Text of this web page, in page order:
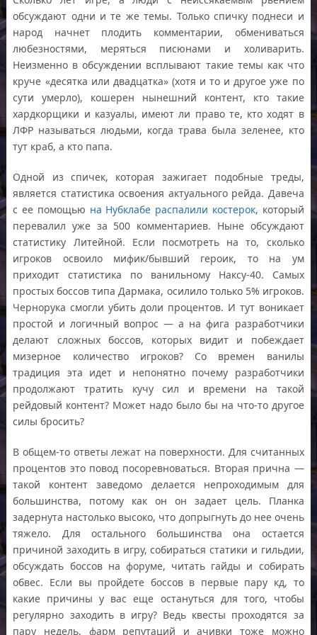
обсуждают одни и те же темы. Только спичку поднеси и
народ начнет плодить комментарии, обмениваться
любезностями, меряться писюнами и холиварить.
Неизменно в обсуждении всплывают такие темы как что
круче «десятка или двадцатка» (хотя и то и другое уже по
сути умерло), кошерен нынешний контент, кто такие
хардкорщики и казуалы, имеют ли право те, кто ходят в
ЛФР называться людьми, когда трава была зеленее, кто
тут краб, а кто папа.
Одной из спичек, которая зажигает подобные треды,
является статистика освоения актуального рейда. Давеча
с ее помощью на Нубклабе распалили костерок, который
перевалил уже за 500 комментариев. Ныне обсуждают
статистику Литейной. Если посмотреть на то, сколько
игроков освоило мифик/бывший героик, то на ум
приходит статистика по ванильному Наксу-40. Самых
простых боссов типа Дармака, осилило только 5% игроков.
Чернорука смогли убить доли процентов. И тут воникает
простой и логичный вопрос — а на фига разработчики
делают сложных боссов, которых видит и побеждает
мизерное количество игроков? Со времен ванилы
традиция эта идет и непонятно почему разработчики
продолжают тратить кучу сил и времени на такой
рейдовый контент? Может надо было бы на что-то другое
силы бросить?
В общем-то ответы лежат на поверхности. Для считанных
процентов это повод посоревноваться. Вторая прична —
такой контент заведомо делается непроходимым для
большинства, потому как он он задает цель. Планка
задернута настолько высоко, что допрыгнуть до нее очень
тяжело. Для остального большинства она остается
причиной заходить в игру, собираться статики и гильдии,
обсуждать боссов на форуме, читать гайды и собирать
обвес. Если вы пройдете боссов в первые пару кд, то
какие причины у вас еще остануться для того, чтобы
регулярно заходить в игру? Ведь квесты проходятся за
пару недель, фарм репутаций и ачивки тоже можно